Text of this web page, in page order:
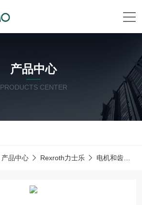
产品中心
PRODUCTS CENTER
产品中心 Rexroth力士乐 电机和齿轮箱